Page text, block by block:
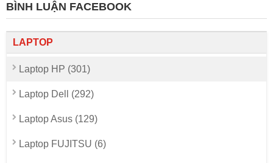
BÌNH LUẬN FACEBOOK
LAPTOP
Laptop HP (301)
Laptop Dell (292)
Laptop Asus (129)
Laptop FUJITSU (6)